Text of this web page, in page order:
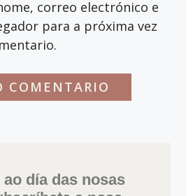
correo electrónico e
para a próxima vez
ao día das nosas